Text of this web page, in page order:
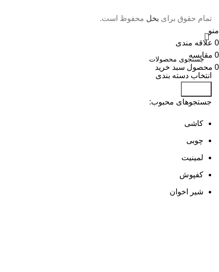
تمام حقوق برای بخل محفوظ است.
انتخاب دسته بندی
جستجوهای محبوب:
کاشی
چوبی
لمینیت
کفپوش
شیر اخوان
منو
0 علاقه مندی
0 مقایسه
0 محصول سبد خرید